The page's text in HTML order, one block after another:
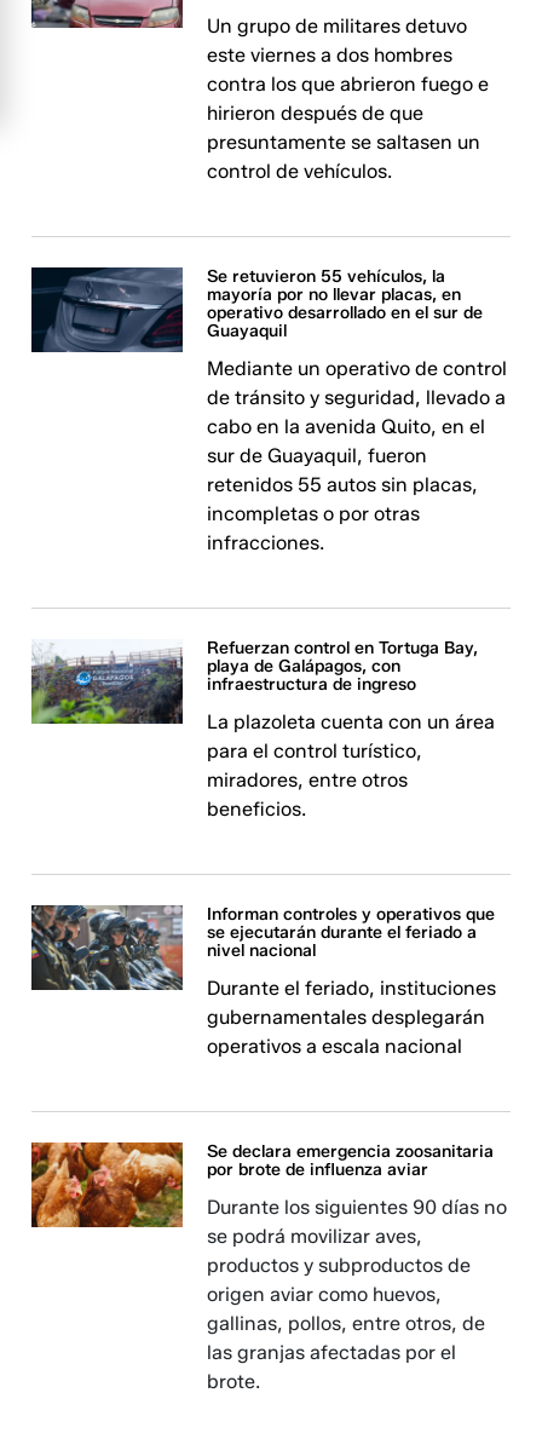
Un grupo de militares detuvo
este viernes a dos hombres
contra los que abrieron fuego e
hirieron después de que
presuntamente se saltasen un
control de vehículos.
Se retuvieron 55 vehículos, la
mayoría por no llevar placas, en
operativo desarrollado en el sur de
Guayaquil
Mediante un operativo de control
de tránsito y seguridad, llevado a
cabo en la avenida Quito, en el
sur de Guayaquil, fueron
retenidos 55 autos sin placas,
incompletas o por otras
infracciones.
Refuerzan control en Tortuga Bay,
playa de Galápagos, con
infraestructura de ingreso
La plazoleta cuenta con un área
para el control turístico,
miradores, entre otros
beneficios.
Informan controles y operativos que
se ejecutarán durante el feriado a
nivel nacional
Durante el feriado, instituciones
gubernamentales desplegarán
operativos a escala nacional
Se declara emergencia zoosanitaria
por brote de influenza aviar
Durante los siguientes 90 días no
se podrá movilizar aves,
productos y subproductos de
origen aviar como huevos,
gallinas, pollos, entre otros, de
las granjas afectadas por el
brote.